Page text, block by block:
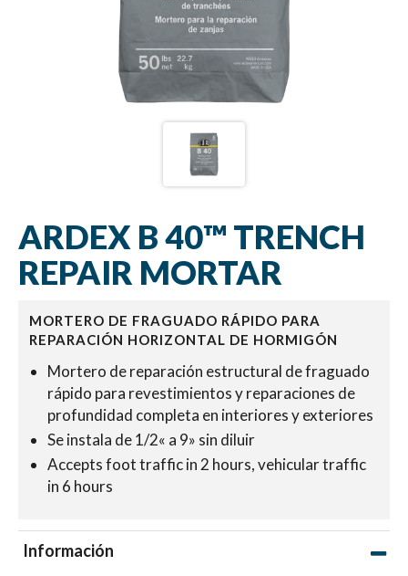
ARDEX B 40™ TRENCH
REPAIR MORTAR
MORTERO DE FRAGUADO RÁPIDO PARA
REPARACIÓN HORIZONTAL DE HORMIGÓN
Mortero de reparación estructural de fraguado
rápido para revestimientos y reparaciones de
profundidad completa en interiores y exteriores
Se instala de 1/2« a 9» sin diluir
Accepts foot traffic in 2 hours, vehicular traffic
in 6 hours
Información